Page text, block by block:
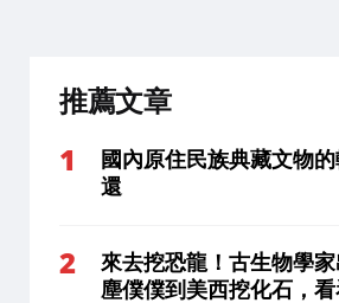
推薦文章
國內原住民族典藏文物
還
來去挖恐龍！古生物學
塵僕僕到美西挖化石，